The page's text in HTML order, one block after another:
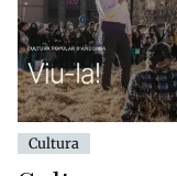
Cultura